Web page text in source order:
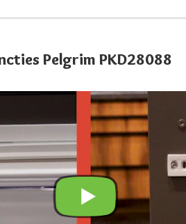
Pelgrim PKD28088